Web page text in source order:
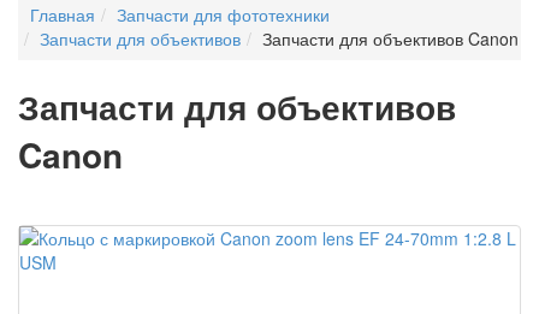
Главная
Запчасти для фототехники
Запчасти для объективов
Запчасти для объективов Canon
Запчасти для объективов
Canon